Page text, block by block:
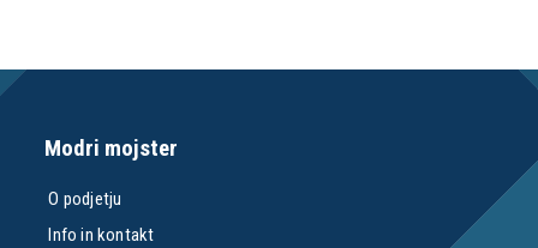
Modri mojster
O podjetju
Info in kontakt